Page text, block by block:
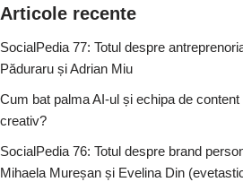
Articole recente
SocialPedia 77: Totul despre
Păduraru și Adrian Miu
Cum bat palma AI-ul și echipa de
creativ?
SocialPedia 76: Totul despre brand
Mihaela Mureșan și Evelina Din